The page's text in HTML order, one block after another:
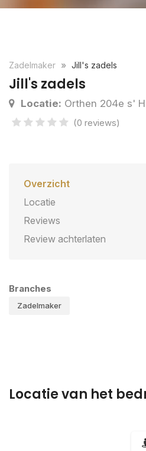
Zadelmaker Jill's zadels
Jill's zadels
Locatie: Orthen 204e s'
(0 reviews)
Overzicht
Locatie
Reviews
Review achterlaten
Branches
Zadelmaker
Locatie van het